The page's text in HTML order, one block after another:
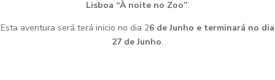
Lisboa “À noite no Zoo”.
Esta aventura será terá inicio no dia 26 de Junho e terminará no dia
27 de Junho.